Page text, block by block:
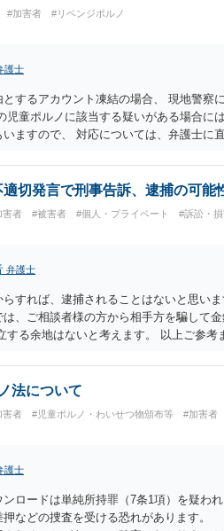
#加害者 #リベンジポルノ
護士
とするアカウント凍結の場合、 現地警察
児童ポルノに該当する疑いがある場合に
ますので、 対応については、弁護士に
切発言で刑事告訴、逮捕の可能
害者 #被害者 #個人・プライベート #訴訟・
弁護士
すれば、逮捕されることはないと思い
は、ご相談者様の方から相手方を騙して
する余地はないと考えます。 以上ご参考
法について
害者 #児童ポルノ・わいせつ物頒布等 #加害者
護士
ンロードは単純所持罪（7条1項）を疑わ
押などの捜査を受ける恐れがあります